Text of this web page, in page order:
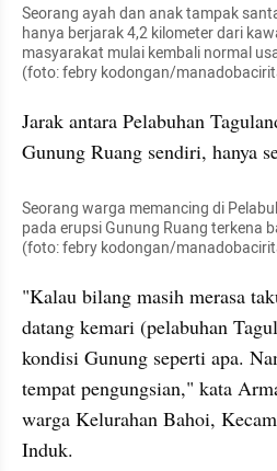
Seorang ayah dan anak tampak
hanya berjarak 4,2 kilometer dari
masyarakat mulai kembali normal
(foto: febry kodongan/
Jarak antara Pelabuhan
Gunung Ruang sendiri, hanya
Seorang warga memancing di
pada erupsi Gunung Ruang terkena
(foto: febry kodongan/
"Kalau bilang masih merasa
datang kemari (pelabuhan
kondisi Gunung seperti apa.
tempat pengungsian," kata
warga Kelurahan Bahoi,
Induk.